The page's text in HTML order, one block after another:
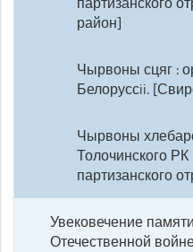
район]
Чырвоны сцяг :
Белоруссii.
Чырвоны
Толочинского
партизанского
Увековечение
Отечественной